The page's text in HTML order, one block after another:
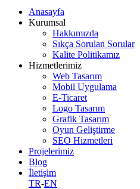
Anasayfa
Kurumsal
Hakkımızda
Sıkça Sorulan Sorular
Kalite Politikamız
Hizmetlerimiz
Web Tasarım
Mobil Uygulama
E-Ticaret
Logo Tasarım
Grafik Tasarım
Oyun Geliştirme
SEO Hizmetleri
Projelerimiz
Blog
İletişim
TR-EN